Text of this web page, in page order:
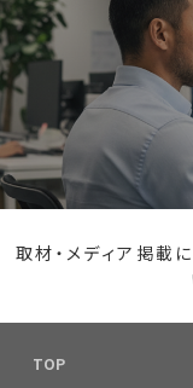
取材・メディア掲載
TOP